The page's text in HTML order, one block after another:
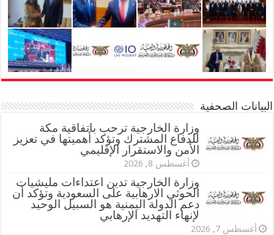
البيانات الصحفية
وزارة الخارجية ترحب باتفاقية مكة
للدفاع المشترك وتؤكد أهميتها في تعزيز
الأمن والاستقرار الإقليمي
أغسطس 8, 2026
وزارة الخارجية تدين اعتداءات مليشيات
الحوثي الارهابية على السعودية وتؤكد أن
دعم الدولة اليمنية هو السبيل الوحيد
لإنهاء التهديد الإرهابي
أغسطس 7, 2026